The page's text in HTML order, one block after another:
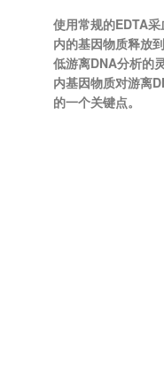
使用常规的EDTA
内的基因物质释放
低游离DNA分析的
内基因物质对游离
的一个关键点。